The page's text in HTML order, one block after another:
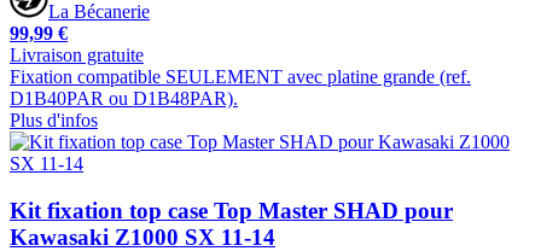
La Bécanerie
99,99 €
Livraison gratuite
Fixation compatible SEULEMENT avec platine grande (ref.
D1B40PAR ou D1B48PAR).
Plus d'infos
Kit fixation top case Top Master SHAD pour
Kawasaki Z1000 SX 11-14